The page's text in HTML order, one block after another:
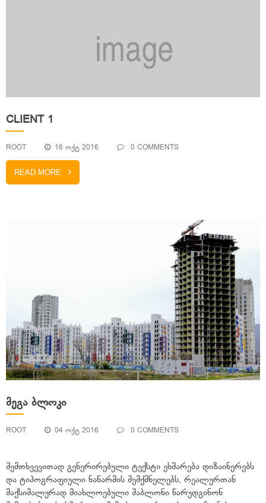
CLIENT 1
ROOT 16 ᲝᲥᲢ 2016 0 COMMENTS
READ MORE
ᲛᲔᲒᲐ ᲑᲚᲝᲙᲘ
ROOT 04 ᲝᲥᲢ 2016 0 COMMENTS
შემთხვევითად გენერირებული ტექსტი ეხმარება დიზაინერებს
და ტიპოგრაფიული ნაწარმის შემქმნელებს, რეალურთან
მაქსიმალურად მიახლოებული შაბლონი წარუდგინონ